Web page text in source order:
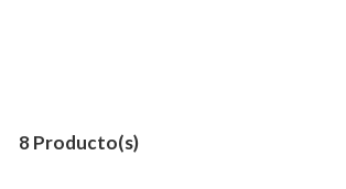
8 Producto(s)